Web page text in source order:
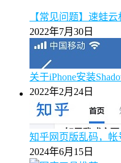
【常见问题】速蛙云
2022年7月30日
关于iPhone安装
2022年2月24日
知乎网页版乱码，帐
2024年6月15日